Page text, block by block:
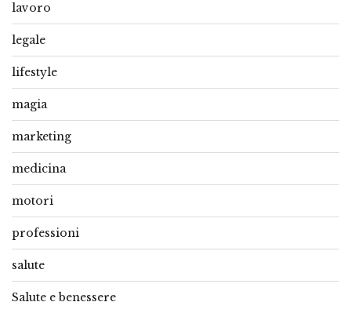
lavoro
legale
lifestyle
magia
marketing
medicina
motori
professioni
salute
Salute e benessere